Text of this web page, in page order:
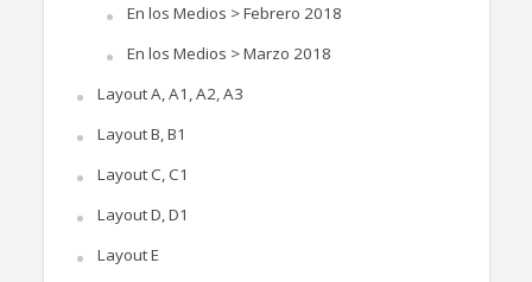
En los Medios > Febrero 2018
En los Medios > Marzo 2018
Layout A, A1, A2, A3
Layout B, B1
Layout C, C1
Layout D, D1
Layout E